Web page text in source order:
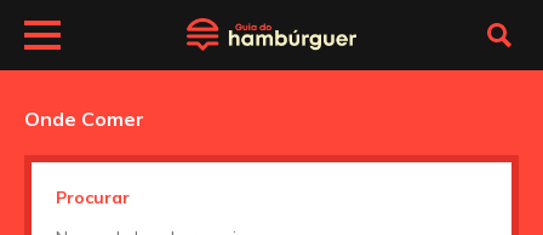
Onde Comer
Procurar